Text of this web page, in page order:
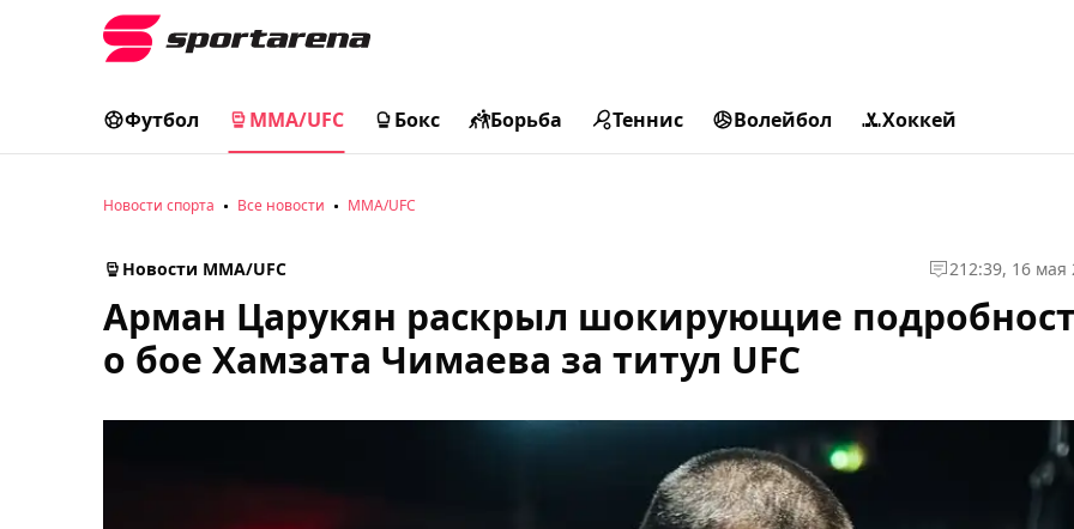
Футбол MMA/UFC Бокс Борьба Теннис Волейбол Хоккей
Новости спорта Все новости MMA/UFC
Новости MMA/UFC 212:39, 16 мая
Арман Царукян раскрыл шокирующие
о бое Хамзата Чимаева за титул UFC